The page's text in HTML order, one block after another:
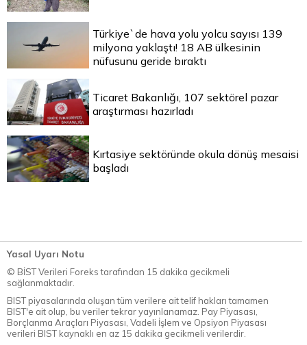
Türkiye`de hava yolu yolcu sayısı 139
milyona yaklaştı! 18 AB ülkesinin
nüfusunu geride bıraktı
Ticaret Bakanlığı, 107 sektörel pazar
araştırması hazırladı
Kırtasiye sektöründe okula dönüş mesaisi
başladı
Yasal Uyarı Notu
© BİST Verileri Foreks tarafından 15 dakika gecikmeli
sağlanmaktadır.
BIST piyasalarında oluşan tüm verilere ait telif hakları tamamen
BIST'e ait olup, bu veriler tekrar yayınlanamaz. Pay Piyasası,
Borçlanma Araçları Piyasası, Vadeli İşlem ve Opsiyon Piyasası
verileri BIST kaynaklı en az 15 dakika gecikmeli verilerdir.